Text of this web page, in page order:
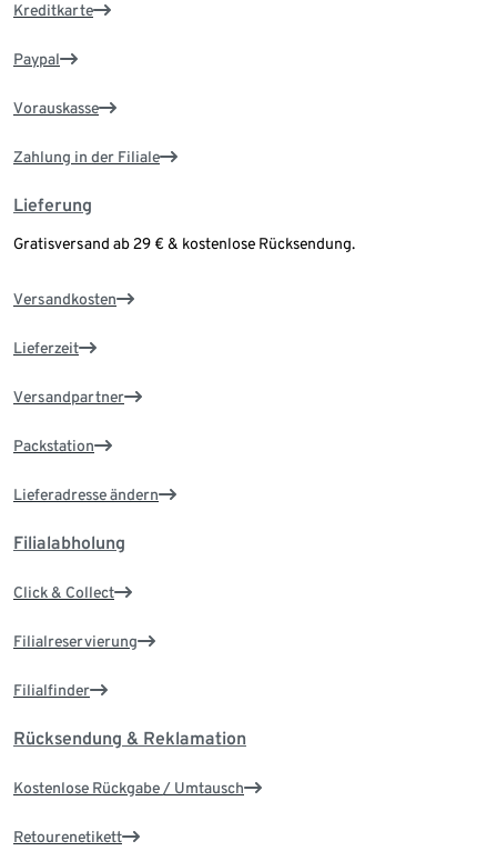
Kreditkarte
Paypal
Vorauskasse
Zahlung in der Filiale
Lieferung
Gratisversand ab 29 € & kostenlose Rücksendung.
Versandkosten
Lieferzeit
Versandpartner
Packstation
Lieferadresse ändern
Filialabholung
Click & Collect
Filialreservierung
Filialfinder
Rücksendung & Reklamation
Kostenlose Rückgabe / Umtausch
Retourenetikett